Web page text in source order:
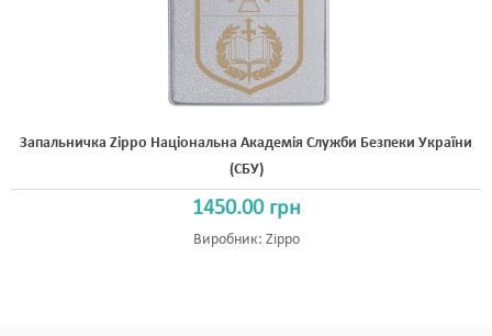
Запальничка Zippo Національна Академія Служби Безпеки України
(СБУ)
1450.00 грн
Виробник: Zippo